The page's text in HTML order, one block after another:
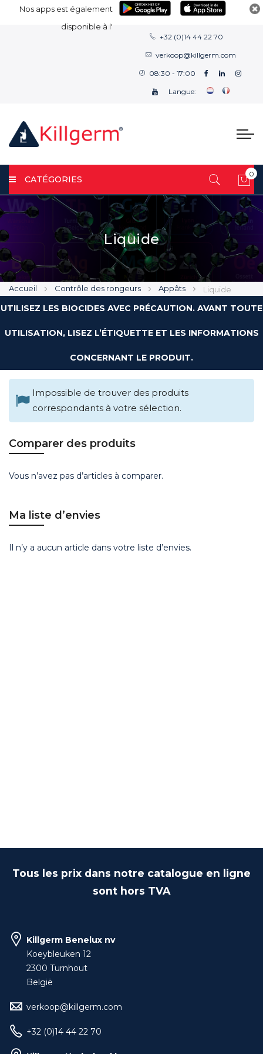
Nos apps est également
disponible à l'
+32 (0)14 44 22 70
verkoop@killgerm.com
08:30 - 17:00
Langue:
CATÉGORIES
0
Liquide
Accueil Contrôle des rongeurs Appâts Liquide
UTILISEZ LES BIOCIDES AVEC PRÉCAUTION. AVANT TOUTE
UTILISATION, LISEZ L’ÉTIQUETTE ET LES INFORMATIONS
CONCERNANT LE PRODUIT.
Impossible de trouver des produits
correspondants à votre sélection.
Comparer des produits
Vous n’avez pas d’articles à comparer.
Ma liste d’envies
Il n’y a aucun article dans votre liste d’envies.
Tous les prix dans notre catalogue en ligne
sont hors TVA
Killgerm Benelux nv
Koeybleuken 12
2300 Turnhout
België
verkoop@killgerm.com
+32 (0)14 44 22 70